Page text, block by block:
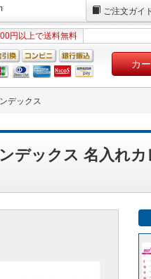
ご注文ガイ
円以上で送料無料
カ
デックス
デックス 名入れ